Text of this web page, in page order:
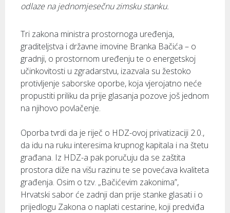
odlaze na jednomjesečnu zimsku stanku.
Tri zakona ministra prostornoga uređenja,
graditeljstva i državne imovine Branka Bačića – o
gradnji, o prostornom uređenju te o energetskoj
učinkovitosti u zgradarstvu, izazvala su žestoko
protivljenje saborske oporbe, koja vjerojatno neće
propustiti priliku da prije glasanja pozove još jednom
na njihovo povlačenje.
Oporba tvrdi da je riječ o HDZ-ovoj privatizaciji 2.0.,
da idu na ruku interesima krupnog kapitala i na štetu
građana. Iz HDZ-a pak poručuju da se zaštita
prostora diže na višu razinu te se povećava kvaliteta
građenja. Osim o tzv. „Bačićevim zakonima”,
Hrvatski sabor će zadnji dan prije stanke glasati i o
prijedlogu Zakona o naplati cestarine, koji predviđa